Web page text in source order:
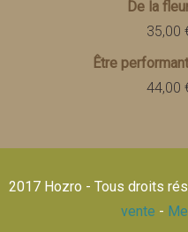
De la
35,00
Être
44,00
2017 Hozro - Tous droits
vente -